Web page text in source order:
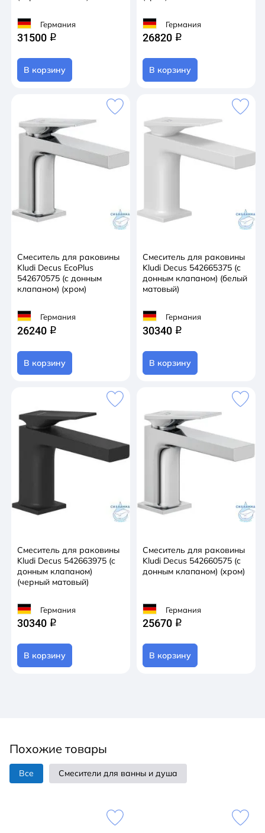
Германия
31500 q
В корзину
Германия
26820 q
В корзину
Смеситель для раковины
Kludi Decus EcoPlus
542670575 (c донным
клапаном) (хром)
Германия
26240 q
В корзину
Смеситель для раковины
Kludi Decus 542665375 (c
донным клапаном) (белый
матовый)
Германия
30340 q
В корзину
Смеситель для раковины
Kludi Decus 542663975 (c
донным клапаном)
(черный матовый)
Германия
30340 q
В корзину
Смеситель для раковины
Kludi Decus 542660575 (c
донным клапаном) (хром)
Германия
25670 q
В корзину
Похожие товары
Все Смесители для ванны и душа